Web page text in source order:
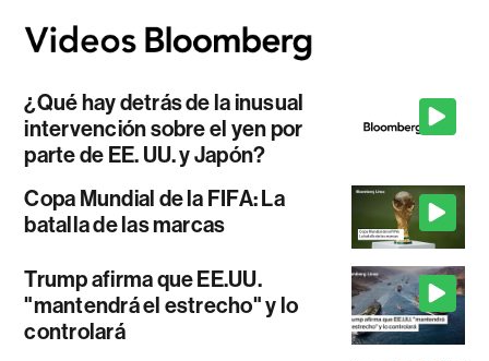
¿Qué hay detrás de la inusual
intervención sobre el yen por
parte de EE. UU. y Japón?
Copa Mundial de la FIFA: La
batalla de las marcas
Trump afirma que EE.UU.
"mantendrá el estrecho" y lo
controlará